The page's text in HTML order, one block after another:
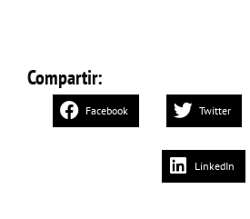
Compartir:
Facebook Twitter
LinkedIn